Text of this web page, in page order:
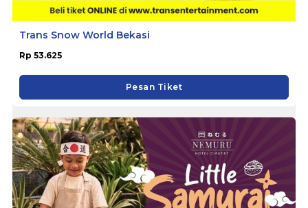
Trans Snow World Bekasi
Rp 53.625
Pesan Tiket